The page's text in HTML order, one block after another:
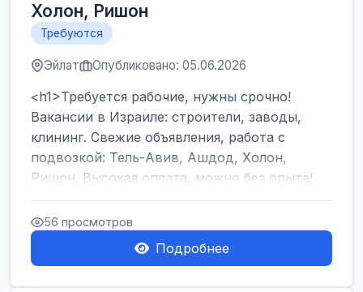
Холон, Ришон
Требуются
Эйлат Опубликовано: 05.06.2026
<h1>Требуется рабочие, нужны срочно!
Вакансии в Израиле: строители, заводы,
клининг. Свежие объявления, работа с
подвозкой: Тель-Авив, Ашдод, Холон,
Ришон. Высокая оплата, можно без опыта!
</h1><br />
... 56 просмотров
Подробнее